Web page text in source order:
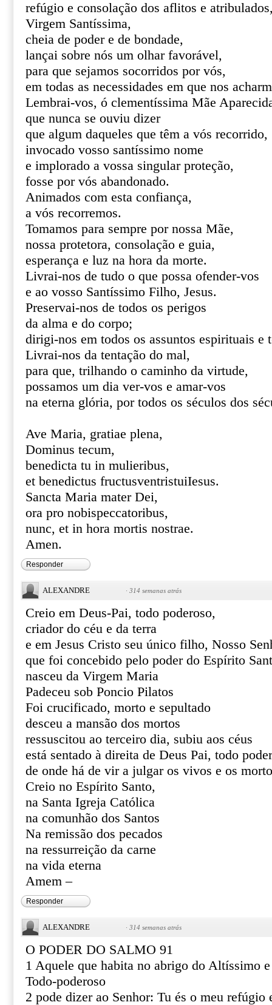
refúgio e consolação dos aflitos e
Virgem Santíssima,
cheia de poder e de bondade,
lançai sobre nós um olhar favorável,
para que sejamos socorridos por vós,
em todas as necessidades em que nos
Lembrai-vos, ó clementíssima Mãe
que nunca se ouviu dizer
que algum daqueles que têm a vós recorrido,
invocado vosso santíssimo nome
e implorado a vossa singular proteção,
fosse por vós abandonado.
Animados com esta confiança,
a vós recorremos.
Tomamos para sempre por nossa Mãe,
nossa protetora, consolação e guia,
esperança e luz na hora da morte.
Livrai-nos de tudo o que possa ofender-vos
e ao vosso Santíssimo Filho, Jesus.
Preservai-nos de todos os perigos
da alma e do corpo;
dirigi-nos em todos os assuntos espirituais e
Livrai-nos da tentação do mal,
para que, trilhando o caminho da virtude,
possamos um dia ver-vos e amar-vos
na eterna glória, por todos os séculos dos
Ave Maria, gratiae plena,
Dominus tecum,
benedicta tu in mulieribus,
et benedictus fructusventristuiIesus.
Sancta Maria mater Dei,
ora pro nobispeccatoribus,
nunc, et in hora mortis nostrae.
Amen.
Responder
ALEXANDRE · 314 semanas atrás
Creio em Deus-Pai, todo poderoso,
criador do céu e da terra
e em Jesus Cristo seu único filho, Nosso
que foi concebido pelo poder do Espírito
nasceu da Virgem Maria
Padeceu sob Poncio Pilatos
Foi crucificado, morto e sepultado
desceu a mansão dos mortos
ressuscitou ao terceiro dia, subiu aos céus
está sentado à direita de Deus Pai, todo
de onde há de vir a julgar os vivos e os
Creio no Espírito Santo,
na Santa Igreja Católica
na comunhão dos Santos
Na remissão dos pecados
na ressurreição da carne
na vida eterna
Amem –
Responder
ALEXANDRE · 314 semanas atrás
O PODER DO SALMO 91
1 Aquele que habita no abrigo do Altíssimo
Todo-poderoso
2 pode dizer ao Senhor: Tu és o meu refúgio